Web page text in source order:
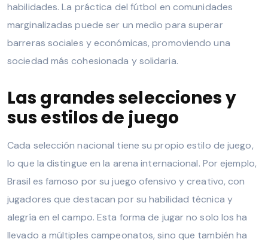
habilidades. La práctica del fútbol en comunidades
marginalizadas puede ser un medio para superar
barreras sociales y económicas, promoviendo una
sociedad más cohesionada y solidaria.
Las grandes selecciones y
sus estilos de juego
Cada selección nacional tiene su propio estilo de juego,
lo que la distingue en la arena internacional. Por ejemplo,
Brasil es famoso por su juego ofensivo y creativo, con
jugadores que destacan por su habilidad técnica y
alegría en el campo. Esta forma de jugar no solo los ha
llevado a múltiples campeonatos, sino que también ha